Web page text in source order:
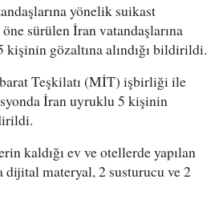
yönelik suikast
öne sürülen İran vatandaşlarına
kişinin gözaltına alındığı bildirildi.
Teşkilatı (MİT) işbirliği ile
İran uyruklu 5 kişinin
kaldığı ev ve otellerde yapılan
dijital materyal, 2 susturucu ve 2